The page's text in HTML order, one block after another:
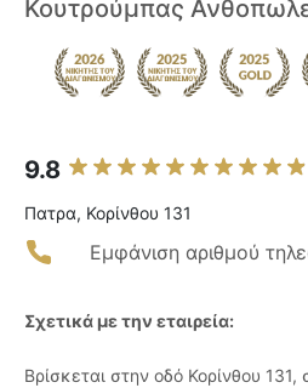
Κουτρούμπας
9.8
Πατρα, Κορίνθου 131
Εμφάνιση αριθμού
Σχετικά με την εταιρεία:
Βρίσκεται στην οδό Κορίνθου 131,